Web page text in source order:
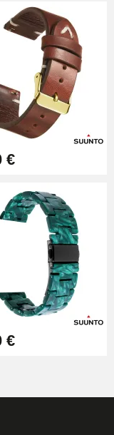
-
mm
€
€